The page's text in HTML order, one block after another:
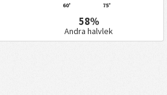
60' 75'
58%
Andra halvlek